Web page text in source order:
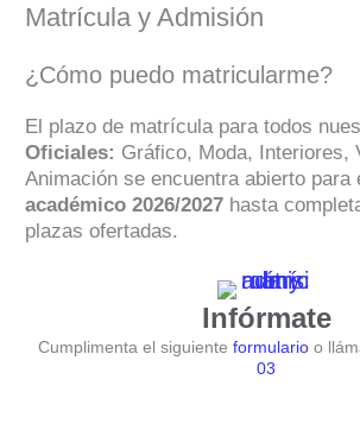
Matrícula y Admisión
¿Cómo puedo matricularme?
El plazo de matrícula para todos
Oficiales: Gráfico, Moda, Interiores,
Animación se encuentra abierto para
académico 2026/2027 hasta
plazas ofertadas.
Infórmate
Cumplimenta el siguiente formulario o
03